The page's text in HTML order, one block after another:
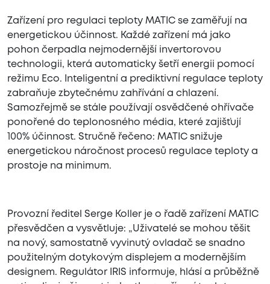
Zařízení pro regulaci teploty MATIC se zaměřují na
energetickou účinnost. Každé zařízení má jako
pohon čerpadla nejmodernější invertorovou
technologii, která automaticky šetří energii pomocí
režimu Eco. Inteligentní a prediktivní regulace teploty
zabraňuje zbytečnému zahřívání a chlazení.
Samozřejmě se stále používají osvědčené ohřívače
ponořené do teplonosného média, které zajišťují
100% účinnost. Stručně řečeno: MATIC snižuje
energetickou náročnost procesů regulace teploty a
prostoje na minimum.
Provozní ředitel Serge Koller je o řadě zařízení MATIC
přesvědčen a vysvětluje: „Uživatelé se mohou těšit
na nový, samostatně vyvinutý ovladač se snadno
použitelným dotykovým displejem a modernějším
designem. Regulátor IRIS informuje, hlásí a průběžně